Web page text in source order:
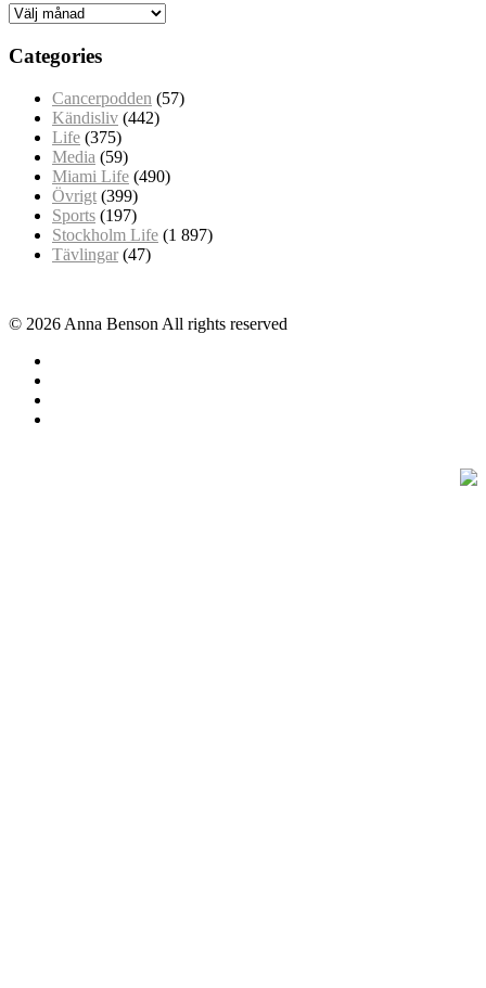
Archives
Categories
Cancerpodden (57)
Kändisliv (442)
Life (375)
Media (59)
Miami Life (490)
Övrigt (399)
Sports (197)
Stockholm Life (1 897)
Tävlingar (47)
© 2026 Anna Benson All rights reserved